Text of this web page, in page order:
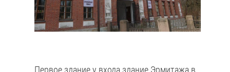
Первое здание у входа здание Эрмитажа в